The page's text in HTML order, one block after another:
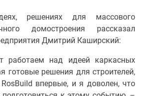
решениях для массового
домостроения рассказал
Дмитрий Каширский:
над идеей каркасных
готовые решения для строителей,
впервые, и я доволен, что